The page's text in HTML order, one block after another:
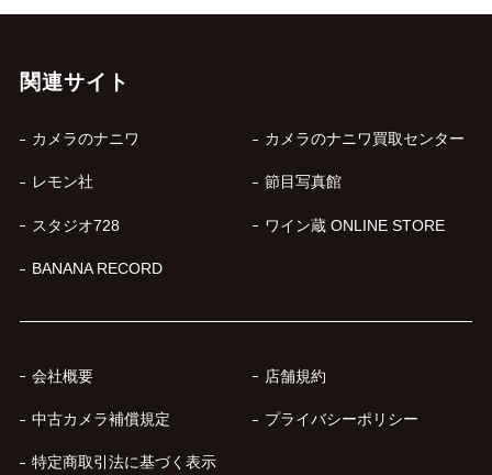
関連サイト
カメラのナニワ カメラのナニワ買取センター
レモン社 節目写真館
スタジオ728 ワイン蔵 ONLINE STORE
BANANA RECORD
会社概要 店舗規約
中古カメラ補償規定 プライバシーポリシー
特定商取引法に基づく表示